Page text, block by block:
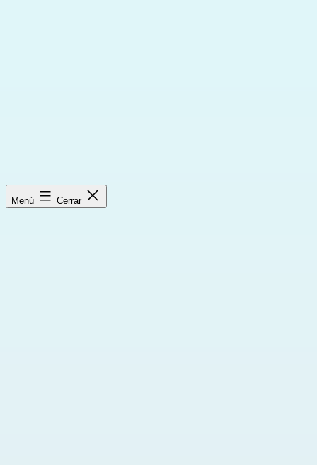
Menú Cerrar